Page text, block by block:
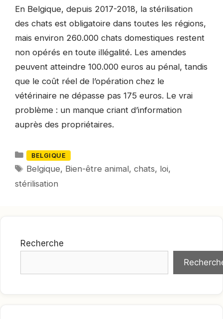
En Belgique, depuis 2017-2018, la stérilisation
des chats est obligatoire dans toutes les régions,
mais environ 260.000 chats domestiques restent
non opérés en toute illégalité. Les amendes
peuvent atteindre 100.000 euros au pénal, tandis
que le coût réel de l’opération chez le
vétérinaire ne dépasse pas 175 euros. Le vrai
problème : un manque criant d’information
auprès des propriétaires.
Catégories
BELGIQUE
Mots-
clés
Belgique, Bien-être animal,chats, loi,
stérilisation
Recherche